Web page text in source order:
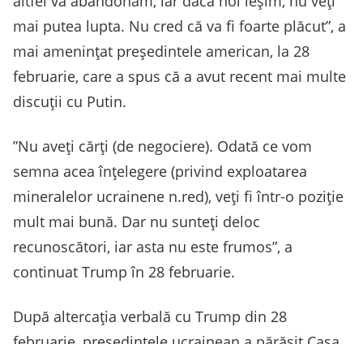
mai putea lupta. Nu cred că va fi foarte plăcut”, a
mai amenințat președintele american, la 28
februarie, care a spus că a avut recent mai multe
discuții cu Putin.
”Nu aveți cărți (de negociere). Odată ce vom
semna acea înțelegere (privind exploatarea
mineralelor ucrainene n.red), veți fi într-o poziție
mult mai bună. Dar nu sunteți deloc
recunoscători, iar asta nu este frumos”, a
continuat Trump în 28 februarie.
După altercația verbală cu Trump din 28